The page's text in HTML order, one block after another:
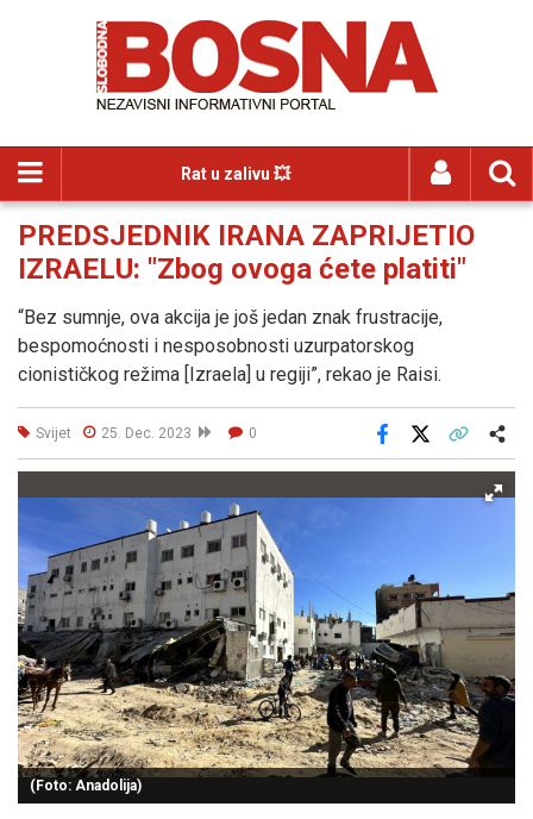
Rat u zalivu 💥
PREDSJEDNIK IRANA ZAPRIJETIO
IZRAELU: "Zbog ovoga ćete platiti"
“Bez sumnje, ova akcija je još jedan znak frustracije,
bespomoćnosti i nesposobnosti uzurpatorskog
cionističkog režima [Izraela] u regiji”, rekao je Raisi.
Svijet 25. Dec. 2023 0
Facebook
(Foto: Anadolija)